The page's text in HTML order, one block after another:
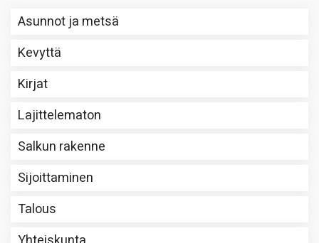
Asunnot ja metsä
Kevyttä
Kirjat
Lajittelematon
Salkun rakenne
Sijoittaminen
Talous